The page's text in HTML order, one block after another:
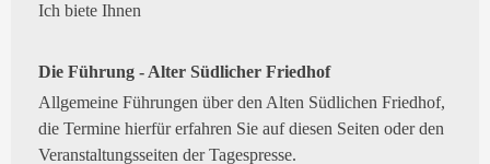
Ich biete Ihnen
Die Führung - Alter Südlicher Friedhof
Allgemeine Führungen über den Alten Südlichen Friedhof,
die Termine hierfür erfahren Sie auf diesen Seiten oder den
Veranstaltungsseiten der Tagespresse.